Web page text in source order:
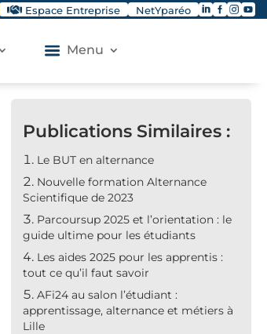
Espace Entreprise NetYparéo 
Menu
Publications Similaires :
Le BUT en alternance
Nouvelle formation Alternance
Scientifique de 2023
Parcoursup 2025 et l’orientation : le
guide ultime pour les étudiants
Les aides 2025 pour les apprentis :
tout ce qu’il faut savoir
AFi24 au salon l’étudiant :
apprentissage, alternance et métiers à
Lille